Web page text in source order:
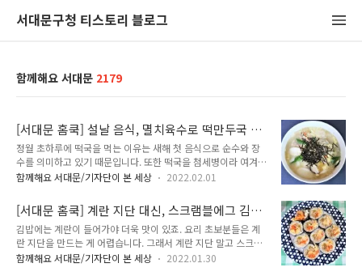
서대문구청 티스토리 블로그
함께해요 서대문 2179
[서대문 홈쿡] 설날 음식, 멸치육수로 떡만두국 끓
이는 법!
정월 초하루에 떡국을 먹는 이유는 새해 첫 음식으로 순수와 장
수를 의미하고 있기 때문입니다. 또한 떡국을 첨세병이라 여겨
한살 더 먹게 된다고 믿었습니다. 오늘은 간단하게 멸치육수를
두 6개, 멸치육수 7컵, 대파 1/3대, 당근채 약간, 달걀 2개, 불린
표고버섯 4조각, 국간장 1큰술, 소금 약간, 김가루 약간, 참기름
약간, 통깨 약간 (2인분) 먼저 떡국떡을 준비하세요. 찬물에 떡국
떡을 30분 담갔다가 물기를 빼주세요. 만두는 김치만두와 고기
만두입니다. 색상으로 구분이 가지요? 빨간 게 김치만두입니다.
함께해요 서대문/기자단이 본 세상 2022.02.01
[서대문 홈쿡] 계란 지단 대신, 스크램블에그 김밥
(feat.백종원 클라쓰)
김밥에는 계란이 들어가야 더욱 맛이 있죠. 요리 초보분들은 계
란 지단을 만드는 게 어렵습니다. 그래서 계란 지단 말고 스크램
블 에그로 만들어 김밥을 만들어 보세요. 계란의 부드러운 맛도
함께해요 서대문/기자단이 본 세상 2022.01.30